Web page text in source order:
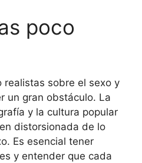
poco
realistas sobre el sexo y
un gran obstáculo. La
y la cultura popular
distorsionada de lo
Es esencial tener
y entender que cada